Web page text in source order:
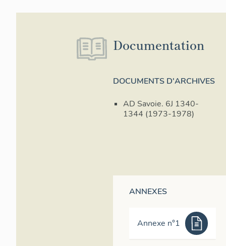
station, où
amphithéâtre
Les
et
´impact sur
présente une
volumes
l'uniformité
Documentation
DOCUMENTS D'ARCHIVES
AD Savoie. 6J 1340-
1344 (1973-1978)
ANNEXES
Annexe n°1